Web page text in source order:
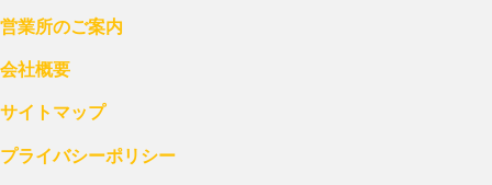
営業所のご案内
会社概要
サイトマップ
プライバシーポリシー